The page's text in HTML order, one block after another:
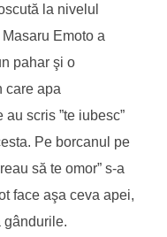
la nivelul
Emoto a
pahar şi o
care apa
scris ”te iubesc”
Pe borcanul pe
să te omor” s-a
face aşa ceva apei,
gândurile.